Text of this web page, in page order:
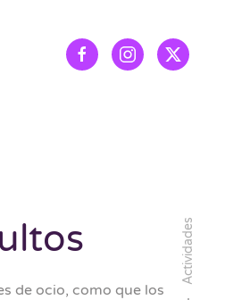
de ocio, como que los
Actividades